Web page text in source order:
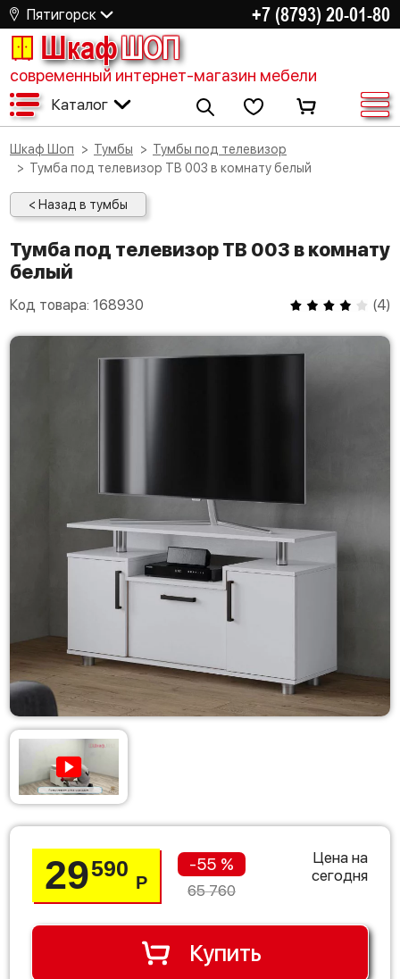
Пятигорск +7 (8793) 20-01-80
ШкафШОП
современный интернет-магазин мебели
Каталог
Шкаф Шоп Тумбы
Тумбы под телевизор
Тумба под телевизор ТВ 003 в комнату белый
< Назад в тумбы
Тумба под телевизор ТВ 003 в комнату
белый
Код товара: 168930 (4)
29590
Р
-55 %
65 760
Цена на
сегодня
Купить